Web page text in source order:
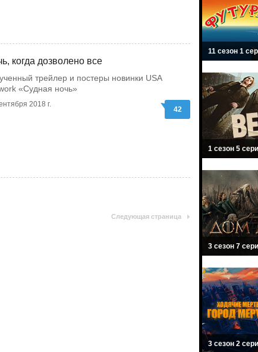
когда дозволено все
трейлер и постеры новинки USA
«Судная ночь»
2018 г.
42
Следующая страница
11 сезон 1
1 сезон 5
3 сезон 7
3 сезон 2